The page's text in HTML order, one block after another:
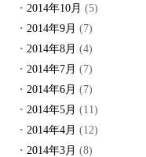
2014年10月 (5)
2014年9月 (7)
2014年8月 (4)
2014年7月 (7)
2014年6月 (7)
2014年5月 (11)
2014年4月 (12)
2014年3月 (8)